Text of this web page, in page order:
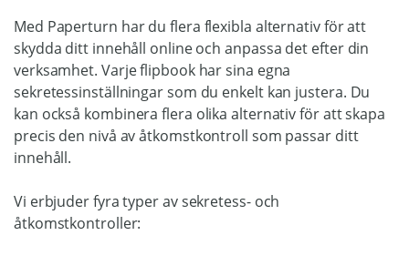
Med Paperturn har du flera flexibla alternativ för att
skydda ditt innehåll online och anpassa det efter din
verksamhet. Varje flipbook har sina egna
sekretessinställningar som du enkelt kan justera. Du
kan också kombinera flera olika alternativ för att skapa
precis den nivå av åtkomstkontroll som passar ditt
innehåll.
Vi erbjuder fyra typer av sekretess- och
åtkomstkontroller: